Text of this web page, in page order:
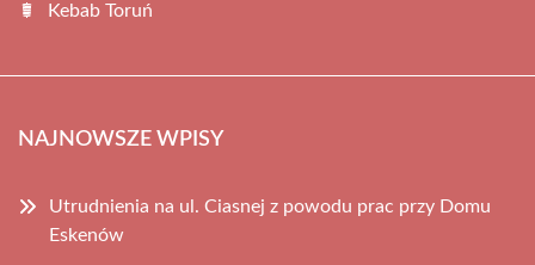
Kebab Toruń
NAJNOWSZE WPISY
Utrudnienia na ul. Ciasnej z powodu prac przy Domu
Eskenów